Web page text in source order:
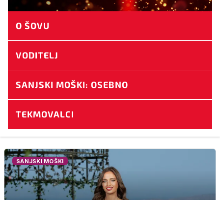
O ŠOVU
VODITELJ
SANJSKI MOŠKI: OSEBNO
TEKMOVALCI
SANJSKI MOŠKI